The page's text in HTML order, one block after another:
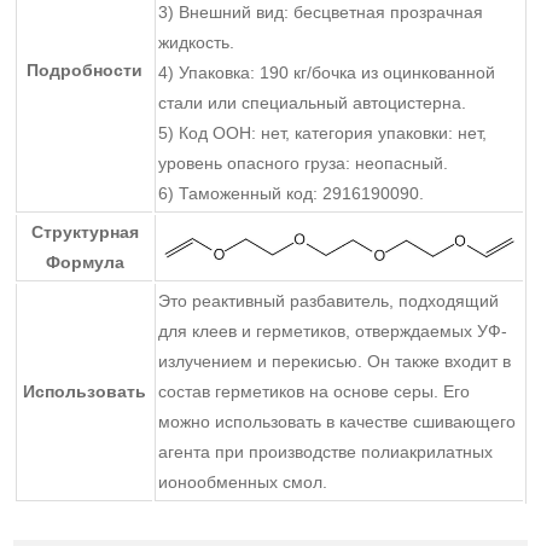
Подробности
3) Внешний вид: бесцветная прозрачная
жидкость.
4) Упаковка: 190 кг/бочка из оцинкованной
стали или специальный автоцистерна.
5) Код ООН: нет, категория упаковки: нет,
уровень опасного груза: неопасный.
6) Таможенный код: 2916190090.
Структурная
Формула
Использовать
Это реактивный разбавитель, подходящий
для клеев и герметиков, отверждаемых УФ-
излучением и перекисью. Он также входит в
состав герметиков на основе серы. Его
можно использовать в качестве сшивающего
агента при производстве полиакрилатных
ионообменных смол.